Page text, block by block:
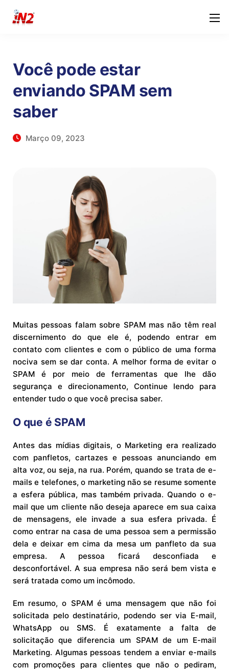
Você pode estar
enviando SPAM sem
saber
Março 09, 2023
Muitas pessoas falam sobre SPAM mas não têm real
discernimento do que ele é, podendo entrar em
contato com clientes e com o público de uma forma
nociva sem se dar conta. A melhor forma de evitar o
SPAM é por meio de ferramentas que lhe dão
segurança e direcionamento, Continue lendo para
entender tudo o que você precisa saber.
O que é SPAM
Antes das mídias digitais, o Marketing era realizado
com panfletos, cartazes e pessoas anunciando em
alta voz, ou seja, na rua. Porém, quando se trata de e-
mails e telefones, o marketing não se resume somente
a esfera pública, mas também privada. Quando o e-
mail que um cliente não deseja aparece em sua caixa
de mensagens, ele invade a sua esfera privada. É
como entrar na casa de uma pessoa sem a permissão
dela e deixar em cima da mesa um panfleto da sua
empresa. A pessoa ficará desconfiada e
desconfortável. A sua empresa não será bem vista e
será tratada como um incômodo.
Em resumo, o SPAM é uma mensagem que não foi
solicitada pelo destinatário, podendo ser via E-mail,
WhatsApp ou SMS. É exatamente a falta de
solicitação que diferencia um SPAM de um E-mail
Marketing. Algumas pessoas tendem a enviar e-mails
com promoções para clientes que não o pediram,